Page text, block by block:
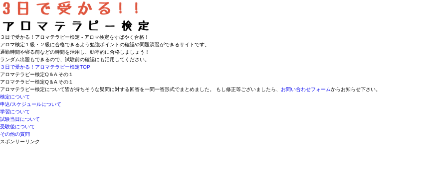
３日で受かる！アロマテラピー検定 - アロマ検定をすばやく合格！
アロマ検定１級・２級に合格できるよう勉強ポイントの確認や問題演習ができるサイトです。
通勤時間や寝る前などの時間を活用し、効率的に合格しましょう！
ランダム出題もできるので、試験前の確認にも活用してください。
３日で受かる！アロマテラピー検定TOP
アロマテラピー検定Q＆A その１
アロマテラピー検定Q＆A その１
アロマテラピー検定について皆が持ちそうな疑問に対する回答を一問一答形式でまとめました。 もし修正等ございましたら、 お問い合わせフォームからお知らせ下さい。
検定について
申込/スケジュールについて
学習について
試験当日について
受験後について
その他の質問
スポンサーリンク